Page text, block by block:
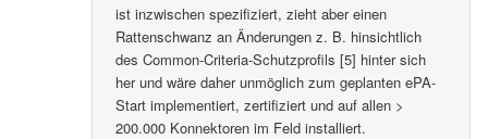
ist inzwischen spezifiziert, zieht aber einen
Rattenschwanz an Änderungen z. B. hinsichtlich
des Common-Criteria-Schutzprofils [5] hinter sich
her und wäre daher unmöglich zum geplanten ePA-
Start implementiert, zertifiziert und auf allen >
200.000 Konnektoren im Feld installiert.